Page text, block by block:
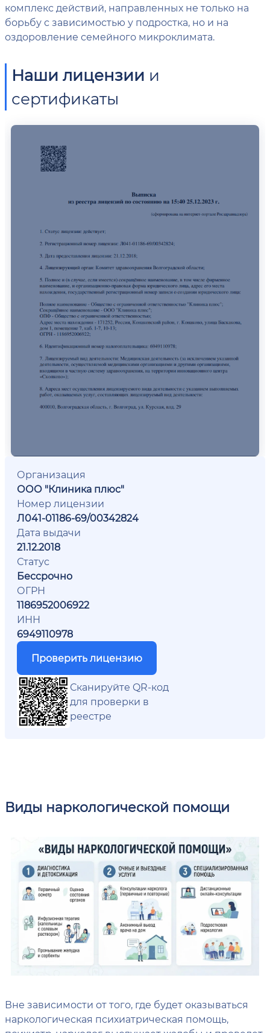
комплекс действий, направленных не только на
борьбу с зависимостью у подростка, но и на
оздоровление семейного микроклимата.
Наши лицензии и
сертификаты
Организация
ООО "Клиника плюс"
Номер лицензии
Л041-01186-69/00342824
Дата выдачи
21.12.2018
Статус
Бессрочно
ОГРН
1186952006922
ИНН
6949110978
Проверить лицензию
Сканируйте QR-код
для проверки в
реестре
Виды наркологической помощи
Вне зависимости от того, где будет оказываться
наркологическая психиатрическая помощь,